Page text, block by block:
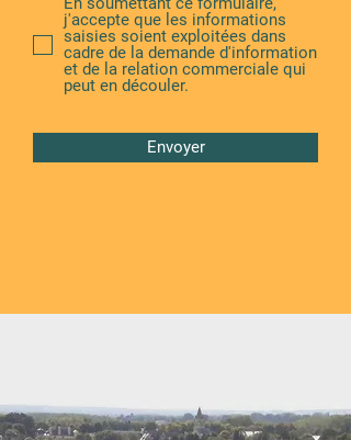
j'accepte que les informations
saisies soient exploitées dans
cadre de la demande d'information
et de la relation commerciale qui
peut en découler.
Envoyer